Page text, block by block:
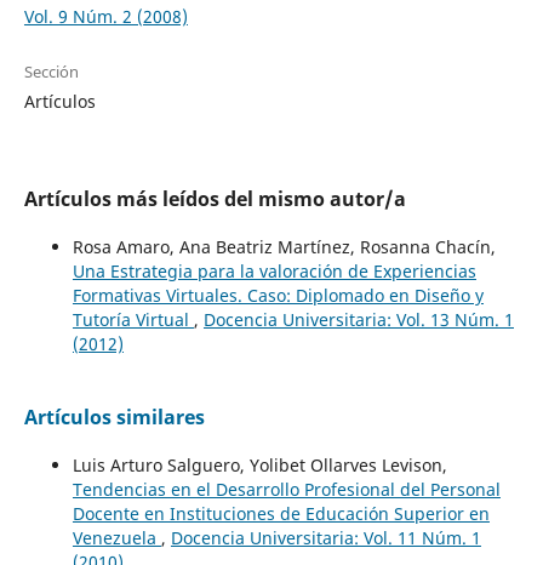
Vol. 9 Núm. 2 (2008)
Sección
Artículos
Artículos más leídos del mismo autor/a
Rosa Amaro, Ana Beatriz Martínez, Rosanna Chacín,
Una Estrategia para la valoración de Experiencias
Formativas Virtuales. Caso: Diplomado en Diseño y
Tutoría Virtual , Docencia Universitaria: Vol. 13 Núm. 1
(2012)
Artículos similares
Luis Arturo Salguero, Yolibet Ollarves Levison,
Tendencias en el Desarrollo Profesional del Personal
Docente en Instituciones de Educación Superior en
Venezuela , Docencia Universitaria: Vol. 11 Núm. 1